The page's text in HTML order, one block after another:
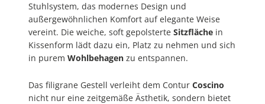
Stuhlsystem, das modernes Design und
außergewöhnlichen Komfort auf elegante Weise
vereint. Die weiche, soft gepolsterte Sitzfläche in
Kissenform lädt dazu ein, Platz zu nehmen und sich
in purem Wohlbehagen zu entspannen.
Das filigrane Gestell verleiht dem Contur Coscino
nicht nur eine zeitgemäße Ästhetik, sondern bietet